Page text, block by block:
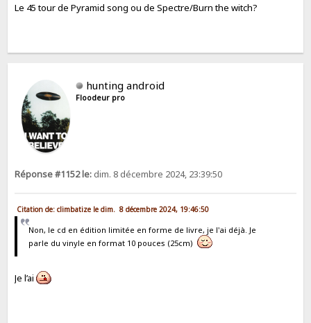
Le 45 tour de Pyramid song ou de Spectre/Burn the witch?
hunting android
Floodeur pro
Réponse #1152 le: dim. 8 décembre 2024, 23:39:50
Citation de: climbatize le dim. 8 décembre 2024, 19:46:50
Non, le cd en édition limitée en forme de livre, je l'ai déjà. Je
parle du vinyle en format 10 pouces (25cm)
Je l’ai